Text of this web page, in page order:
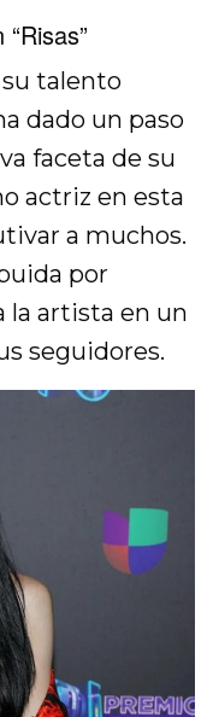
talento
dado un paso
faceta de su
actriz en esta
a muchos.
por
la artista en un
seguidores.